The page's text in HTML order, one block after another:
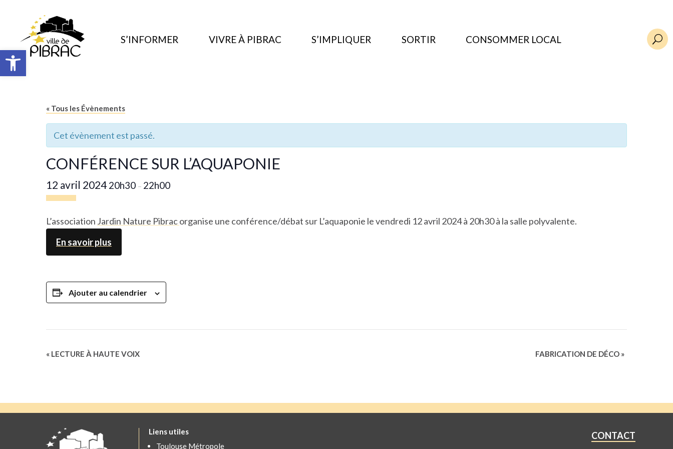
Ouvrir la barre d’outils
S’INFORMER VIVRE À PIBRAC S’IMPLIQUER SORTIR CONSOMMER LOCAL U
« Tous les Évènements
Cet évènement est passé.
CONFÉRENCE SUR L’AQUAPONIE
12 avril 2024 20h30 – 22h00
L’association Jardin Nature Pibracorganise une conférence/débat sur L’aquaponie le vendredi 12 avril 2024 à 20h30 à la salle polyvalente.
En savoir plus
Ajouter au calendrier
Navigation
« LECTURE À HAUTE VOIX FABRICATION DE DÉCO »
Liens utiles
Toulouse Métropole
CONTACT